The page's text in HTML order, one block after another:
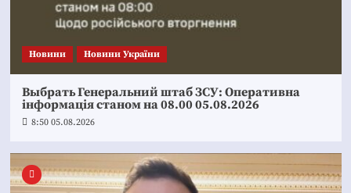
Новини Новини України
Выбрать Генеральний штаб ЗСУ: Оперативна
інформація станом на 08.00 05.08.2026
8:50 05.08.2026